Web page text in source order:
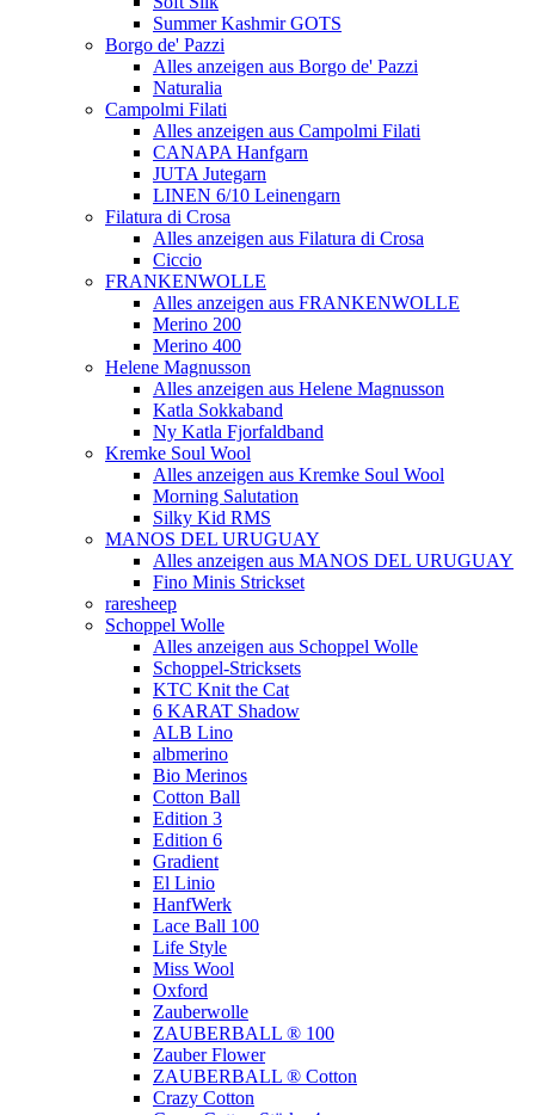
Summer Kashmir GOTS
Borgo de' Pazzi
Alles anzeigen aus Borgo de' Pazzi
Naturalia
Campolmi Filati
Alles anzeigen aus Campolmi Filati
CANAPA Hanfgarn
JUTA Jutegarn
LINEN 6/10 Leinengarn
Filatura di Crosa
Alles anzeigen aus Filatura di Crosa
Ciccio
FRANKENWOLLE
Alles anzeigen aus FRANKENWOLLE
Merino 200
Merino 400
Helene Magnusson
Alles anzeigen aus Helene Magnusson
Katla Sokkaband
Ny Katla Fjorfaldband
Kremke Soul Wool
Alles anzeigen aus Kremke Soul Wool
Morning Salutation
Silky Kid RMS
MANOS DEL URUGUAY
Alles anzeigen aus MANOS DEL URUGUAY
Fino Minis Strickset
raresheep
Schoppel Wolle
Alles anzeigen aus Schoppel Wolle
Schoppel-Stricksets
KTC Knit the Cat
6 KARAT Shadow
ALB Lino
albmerino
Bio Merinos
Cotton Ball
Edition 3
Edition 6
Gradient
El Linio
HanfWerk
Lace Ball 100
Life Style
Miss Wool
Oxford
Zauberwolle
ZAUBERBALL ® 100
Zauber Flower
ZAUBERBALL ® Cotton
Crazy Cotton